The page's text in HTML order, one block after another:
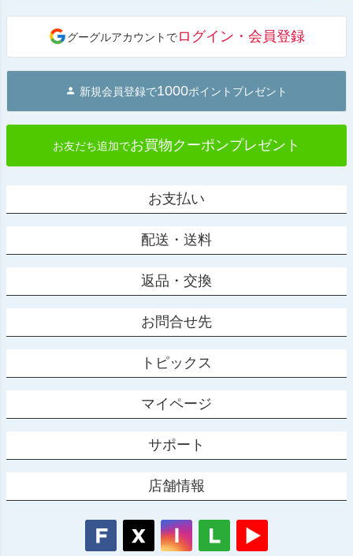
へ
グーグルアカウントでログイン・会員登録
新規会員登録で1000ポイントプレゼント
お友だち追加でお買物クーポンプレゼント
お支払い
配送・送料
返品・交換
お問合せ先
トピックス
マイページ
サポート
店舗情報